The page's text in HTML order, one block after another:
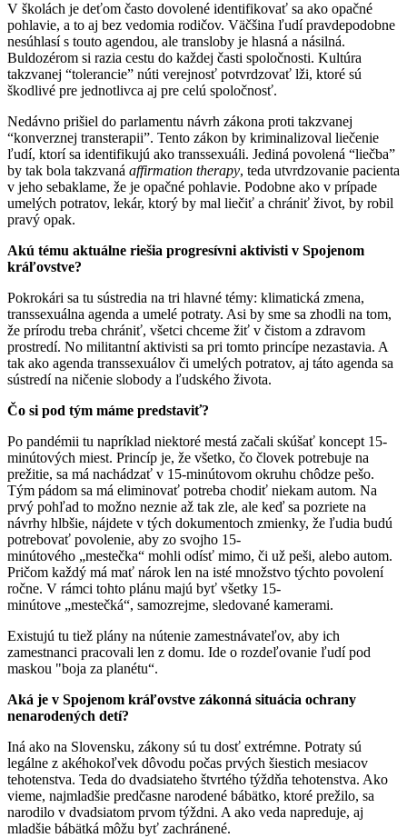
V školách je deťom často dovolené identifikovať sa ako opačné
pohlavie, a to aj bez vedomia rodičov. Väčšina ľudí pravdepodobne
nesúhlasí s touto agendou, ale transloby je hlasná a násilná.
Buldozérom si razia cestu do každej časti spoločnosti. Kultúra
takzvanej “tolerancie” núti verejnosť potvrdzovať lži, ktoré sú
škodlivé pre jednotlivca aj pre celú spoločnosť.
Nedávno prišiel do parlamentu návrh zákona proti takzvanej
“konverznej transterapii”. Tento zákon by kriminalizoval liečenie
ľudí, ktorí sa identifikujú ako transsexuáli. Jediná povolená “liečba”
by tak bola takzvaná affirmation therapy, teda utvrdzovanie pacienta
v jeho sebaklame, že je opačné pohlavie. Podobne ako v prípade
umelých potratov, lekár, ktorý by mal liečiť a chrániť život, by robil
pravý opak.
Akú tému aktuálne riešia progresívni aktivisti v Spojenom
kráľovstve?
Pokrokári sa tu sústredia na tri hlavné témy: klimatická zmena,
transsexuálna agenda a umelé potraty. Asi by sme sa zhodli na tom,
že prírodu treba chrániť, všetci chceme žiť v čistom a zdravom
prostredí. No militantní aktivisti sa pri tomto princípe nezastavia. A
tak ako agenda transsexuálov či umelých potratov, aj táto agenda sa
sústredí na ničenie slobody a ľudského života.
Čo si pod tým máme predstaviť?
Po pandémii tu napríklad niektoré mestá začali skúšať koncept 15-
minútových miest. Princíp je, že všetko, čo človek potrebuje na
prežitie, sa má nachádzať v 15-minútovom okruhu chôdze pešo.
Tým pádom sa má eliminovať potreba chodiť niekam autom. Na
prvý pohľad to možno neznie až tak zle, ale keď sa pozriete na
návrhy hlbšie, nájdete v tých dokumentoch zmienky, že ľudia budú
potrebovať povolenie, aby zo svojho 15-
minútového „mestečka“ mohli odísť mimo, či už peši, alebo autom.
Pričom každý má mať nárok len na isté množstvo týchto povolení
ročne. V rámci tohto plánu majú byť všetky 15-
minútove „mestečká“, samozrejme, sledované kamerami.
Existujú tu tiež plány na nútenie zamestnávateľov, aby ich
zamestnanci pracovali len z domu. Ide o rozdeľovanie ľudí pod
maskou "boja za planétu“.
Aká je v Spojenom kráľovstve zákonná situácia ochrany
nenarodených detí?
Iná ako na Slovensku, zákony sú tu dosť extrémne. Potraty sú
legálne z akéhokoľvek dôvodu počas prvých šiestich mesiacov
tehotenstva. Teda do dvadsiateho štvrtého týždňa tehotenstva. Ako
vieme, najmladšie predčasne narodené bábätko, ktoré prežilo, sa
narodilo v dvadsiatom prvom týždni. A ako veda napreduje, aj
mladšie bábätká môžu byť zachránené.